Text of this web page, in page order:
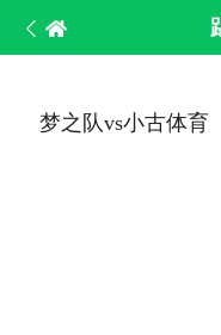
梦之队vs小古体育